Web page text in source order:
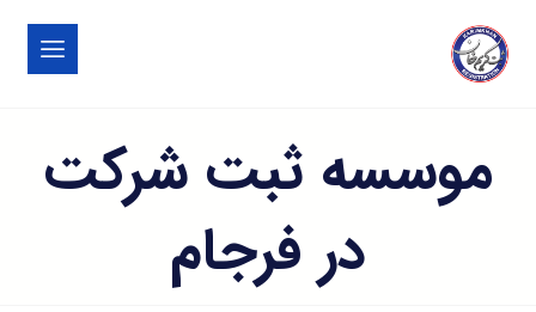
موسسه ثبت شرکت
در فرجام